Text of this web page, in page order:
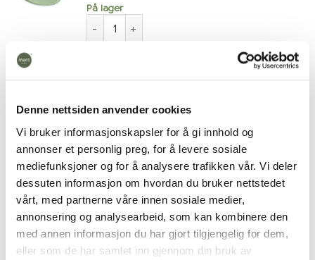
Denne nettsiden anvender cookies
Vi bruker informasjonskapsler for å gi innhold og
annonser et personlig preg, for å levere sosiale
mediefunksjoner og for å analysere trafikken vår. Vi deler
dessuten informasjon om hvordan du bruker nettstedet
vårt, med partnerne våre innen sosiale medier,
annonsering og analysearbeid, som kan kombinere den
med annen informasjon du har gjort tilgjengelig for dem,
eller som de har samlet inn gjennom din bruk av
På lager
KRUM Tallerken Liten, Grønn antall
Legg i ønskeliste
Kategorier:Mix & match,Nyheter
Stikkord:middagsservise,servise